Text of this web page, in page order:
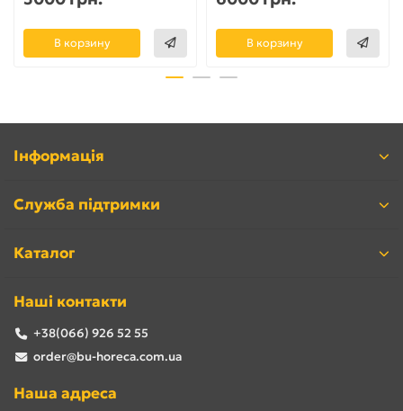
В корзину В корзину
Інформація
Служба підтримки
Каталог
Наші контакти
+38(066) 926 52 55
order@bu-horeca.com.ua
Наша адреса